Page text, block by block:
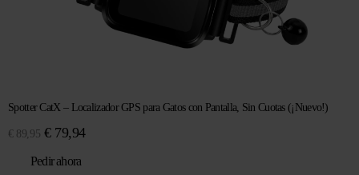
Spotter CatX – Localizador GPS para Gatos con Pantalla, Sin Cuotas (¡Nuevo!)
€ 89,95 El
original
€79,94El
Pedir ahora